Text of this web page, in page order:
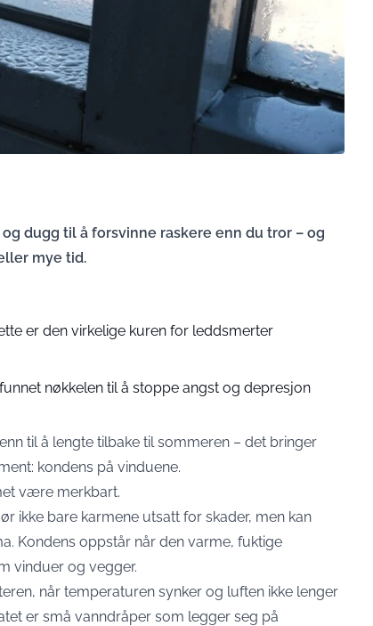
dugg til å forsvinne raskere enn du tror – og
mye tid.
er den virkelige kuren for leddsmerter
nøkkelen til å stoppe angst og depresjon
til å lengte tilbake til sommeren – det bringer
kondens på vinduene.
være merkbart.
ikke bare karmene utsatt for skader, men kan
Kondens oppstår når den varme, fuktige
vinduer og vegger.
når temperaturen synker og luften ikke lenger
er små vanndråper som legger seg på